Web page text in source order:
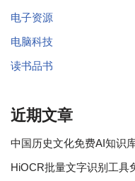
电子资源
电脑科技
读书品书
近期文章
中国历史文化免费AI知识
HiOCR批量文字识别工具